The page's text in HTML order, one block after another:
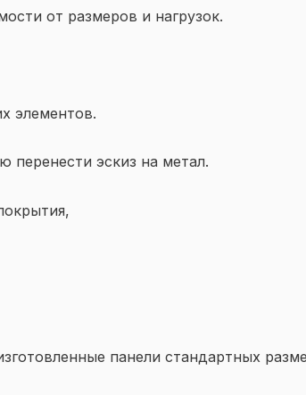
от размеров и нагрузок.
элементов.
перенести эскиз на метал.
панели стандартных